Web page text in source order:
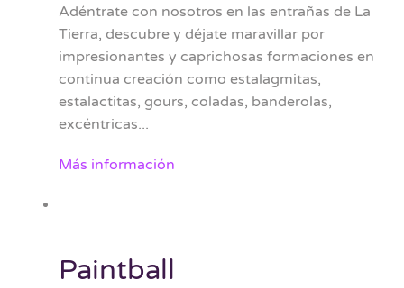
Adéntrate con nosotros en las entrañas de La
Tierra, descubre y déjate maravillar por
impresionantes y caprichosas formaciones en
continua creación como estalagmitas,
estalactitas, gours, coladas, banderolas,
excéntricas...
Más información
Paintball